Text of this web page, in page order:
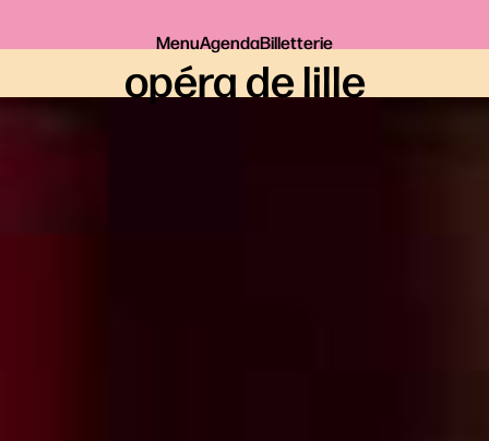
MenuAgendaBilletterie
opéra de lille